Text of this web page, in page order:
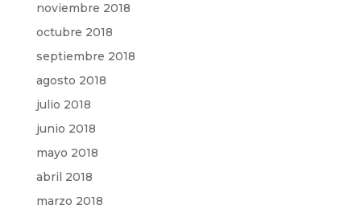
noviembre 2018
octubre 2018
septiembre 2018
agosto 2018
julio 2018
junio 2018
mayo 2018
abril 2018
marzo 2018